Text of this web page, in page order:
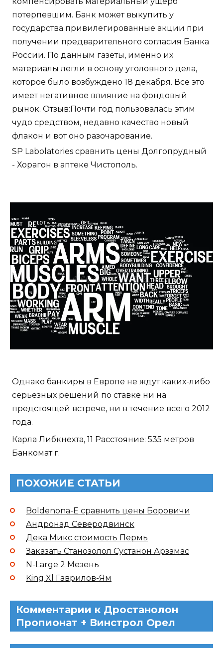
потерпевшим. Банк может выкупить у
государства привилегированные акции при
получении предварительного согласия Банка
России. По данным газеты, именно их
материалы легли в основу уголовного дела,
которое было возбуждено 18 декабря. Все это
имеет негативное влияние на фондовый
рынок. Отзыв:Почти год пользовалась этим
чудо средством, недавно качество новый
флакон и вот оно разочарование.
SP Labolatories сравнить цены Долгопрудный
- Хорагон в аптеке Чистополь.
Однако банкиры в Европе не ждут каких-либо
серьезных решений по ставке ни на
предстоящей встрече, ни в течение всего 2012
года.
Карла Либкнехта, 11 Расстояние: 535 метров
Банкомат г.
ПОХОЖИЕ СТАТЬИ
Boldenona-E сравнить цены Боровичи
Андронад Северодвинск
Дека Микс стоимость Пермь
Заказать Станозолол Сустанон Арзамас
N-Large 2 Мезень
King Xl Гаврилов-Ям
Комментарии к Дростанолон
Пропионат + Винстрол Орел